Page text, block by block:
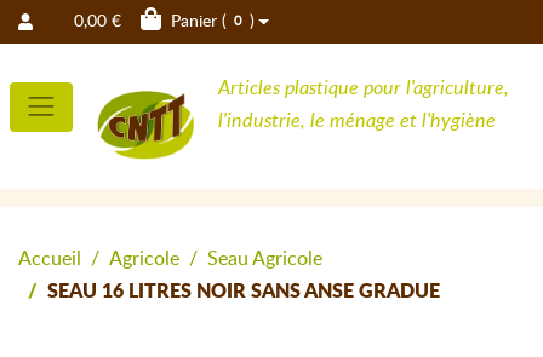
0,00 € Panier ( 0 )
Articles plastique pour l'agriculture,
l'industrie, le ménage et l'hygiène
Accueil Agricole
Seau Agricole
SEAU 16 LITRES NOIR SANS ANSE GRADUE